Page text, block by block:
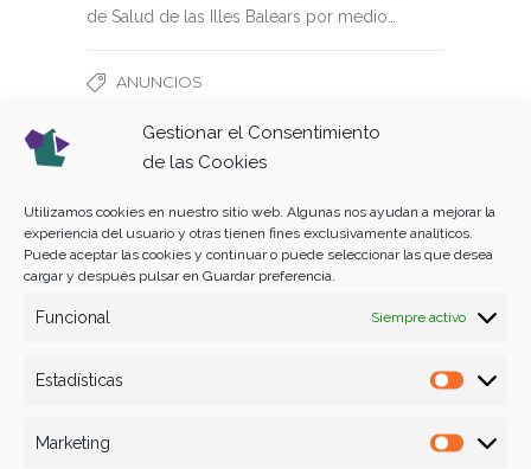
Gestionar el Consentimiento
de las Cookies
Utilizamos cookies en nuestro sitio web. Algunas nos ayudan a mejorar la
experiencia del usuario y otras tienen fines exclusivamente analíticos.
Puede aceptar las cookies y continuar o puede seleccionar las que desea
cargar y después pulsar en Guardar preferencia.
Funcional Siempre activo
Estadísticas
Marketing
de Salud de las Illes Balears por medio…
ANUNCIOS